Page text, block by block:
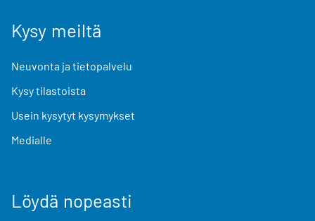
Kysy meiltä
Neuvonta ja tietopalvelu
Kysy tilastoista
Usein kysytyt kysymykset
Medialle
Löydä nopeasti